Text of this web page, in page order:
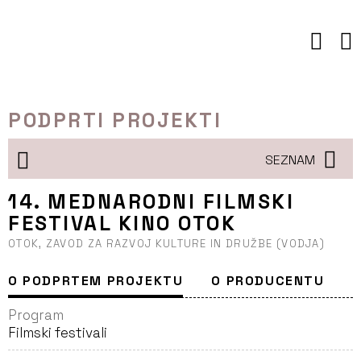
PODPRTI PROJEKTI
SEZNAM
14. MEDNARODNI FILMSKI
FESTIVAL KINO OTOK
OTOK, ZAVOD ZA RAZVOJ KULTURE IN DRUŽBE (VODJA)
O PODPRTEM PROJEKTU O PRODUCENTU
Program
Filmski festivali